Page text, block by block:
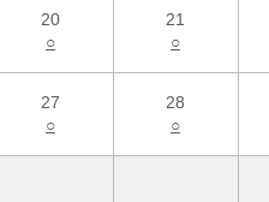
20
○
21
○
27
○
28
○